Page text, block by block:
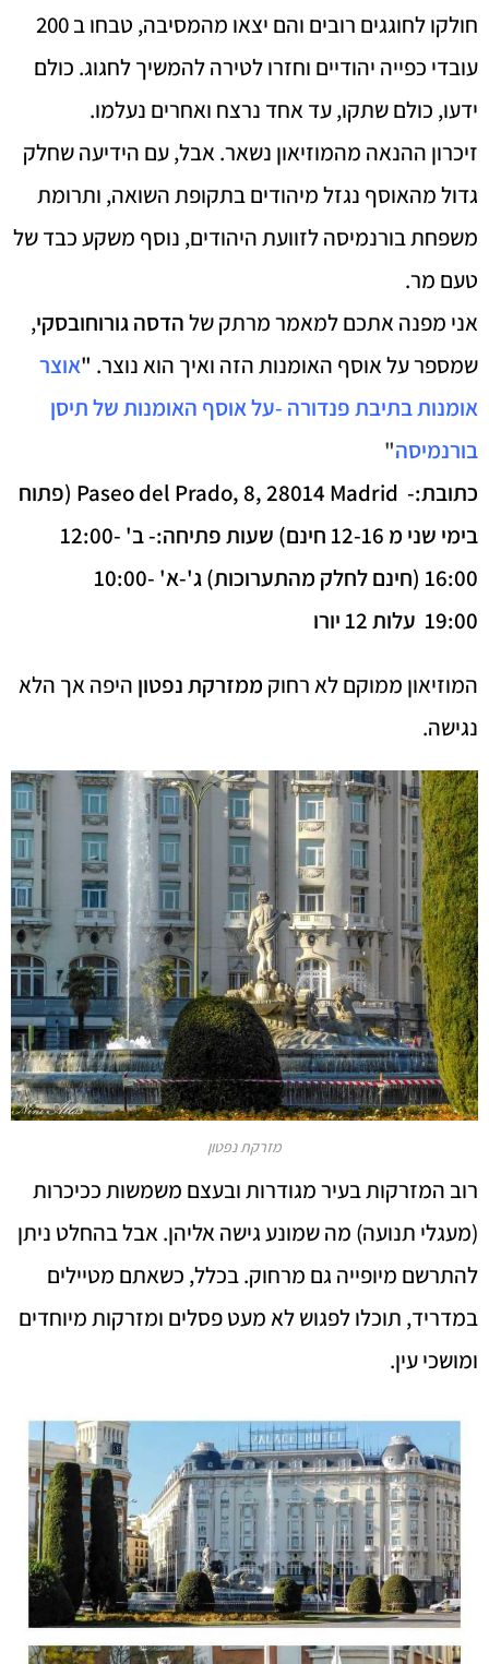
חולקו לחוגגים רובים והם יצאו מהמסיבה, טבחו ב 200
עובדי כפייה יהודיים וחזרו לטירה להמשיך לחגוג. כולם
ידעו, כולם שתקו, עד אחד נרצח ואחרים נעלמו.
זיכרון ההנאה מהמוזיאון נשאר. אבל, עם הידיעה שחלק
גדול מהאוסף נגזל מיהודים בתקופת השואה, ותרומת
משפחת בורנמיסה לזוועת היהודים, נוסף משקע כבד של
טעם מר.
אני מפנה אתכם למאמר מרתק שלהדסה גורוחובסקי,
שמספר על אוסף האומנות הזה ואיך הוא נוצר. "אוצר
אומנות בתיבת פנדורה -על אוסף האומנות של תיסן
בורנמיסה"
כתובת:- Paseo del Prado, 8, 28014 Madrid (פתוח
בימי שני מ 12-16 חינם) שעות פתיחה:- ב' 12:00-
16:00 (חינם לחלק מהתערוכות) ג'-א' 10:00-
19:00 עלות 12 יורו
המוזיאון ממוקם לא רחוק ממזרקת נפטון היפה אך הלא
נגישה.
מזרקת נפטון
רוב המזרקות בעיר מגודרות ובעצם משמשות ככיכרות
(מעגלי תנועה) מה שמונע גישה אליהן. אבל בהחלט ניתן
להתרשם מיופייה גם מרחוק. בכלל, כשאתם מטיילים
במדריד, תוכלו לפגוש לא מעט פסלים ומזרקות מיוחדים
ומושכי עין.